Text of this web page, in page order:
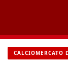
contenuto
CALCIOMERCATO